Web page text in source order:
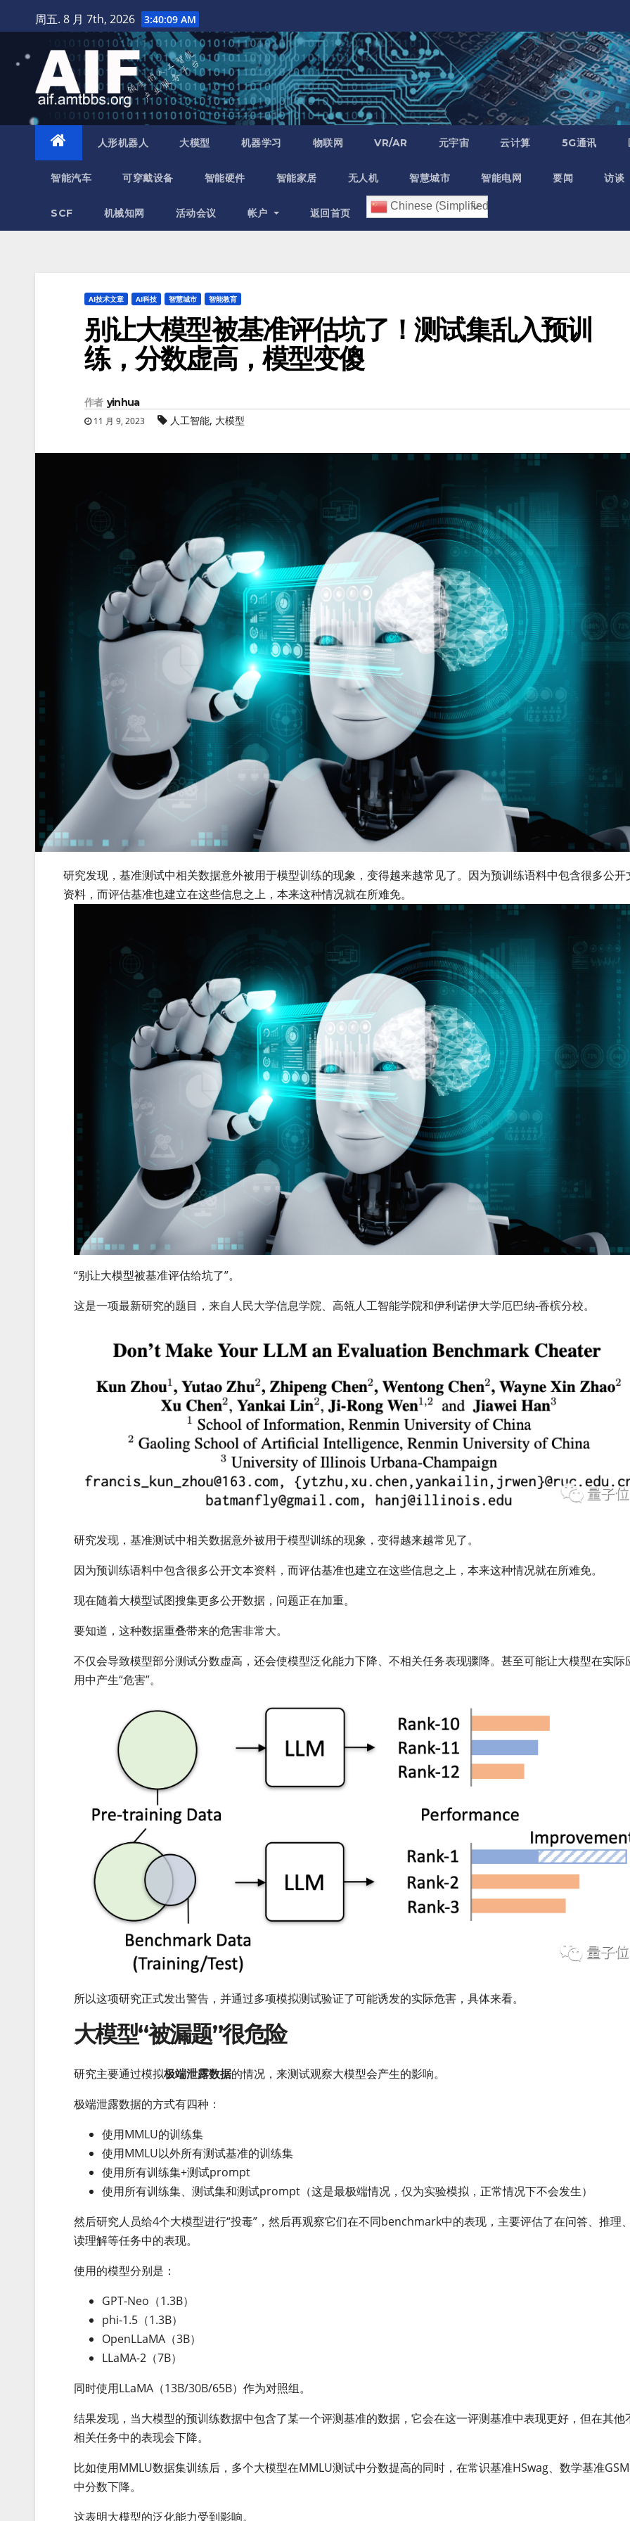
至
周五. 8 月 7th, 2026 3:40:10 AM
人形机器人 大模型 机器学习 物联网 VR/AR 元宇宙 云计算 5G通讯
智能汽车 可穿戴设备 智能硬件 智能家居 无人机 智慧城市 智能电网 要闻 访谈
SCF 机械知网 活动会议 帐户 返回首页
Chinese (Simplified)
AI技术文章 AI科技 智慧城市 智能教育
别让大模型被基准评估坑了！测试集乱入预训
练，分数虚高，模型变傻
作者 yinhua
11 月 9, 2023 人工智能, 大模型
研究发现，基准测试中相关数据意外被用于模型训练的现象，变得越来越常见了。因为预训练语料中包含很多公开
资料，而评估基准也建立在这些信息之上，本来这种情况就在所难免。
“别让大模型被基准评估给坑了”。
这是一项最新研究的题目，来自人民大学信息学院、高瓴人工智能学院和伊利诺伊大学厄巴纳-香槟分校。
研究发现，基准测试中相关数据意外被用于模型训练的现象，变得越来越常见了。
因为预训练语料中包含很多公开文本资料，而评估基准也建立在这些信息之上，本来这种情况就在所难免。
现在随着大模型试图搜集更多公开数据，问题正在加重。
要知道，这种数据重叠带来的危害非常大。
不仅会导致模型部分测试分数虚高，还会使模型泛化能力下降、不相关任务表现骤降。甚至可能让大模型在实际
用中产生“危害”。
所以这项研究正式发出警告，并通过多项模拟测试验证了可能诱发的实际危害，具体来看。
大模型“被漏题”很危险
研究主要通过模拟极端泄露数据的情况，来测试观察大模型会产生的影响。
极端泄露数据的方式有四种：
使用MMLU的训练集
使用MMLU以外所有测试基准的训练集
使用所有训练集+测试prompt
使用所有训练集、测试集和测试prompt（这是最极端情况，仅为实验模拟，正常情况下不会发生）
然后研究人员给4个大模型进行“投毒”，然后再观察它们在不同benchmark中的表现，主要评估了在问答、推理
读理解等任务中的表现。
使用的模型分别是：
GPT-Neo（1.3B）
phi-1.5（1.3B）
OpenLLaMA（3B）
LLaMA-2（7B）
同时使用LLaMA（13B/30B/65B）作为对照组。
结果发现，当大模型的预训练数据中包含了某一个评测基准的数据，它会在这一评测基准中表现更好，但在其他
相关任务中的表现会下降。
比如使用MMLU数据集训练后，多个大模型在MMLU测试中分数提高的同时，在常识基准HSwag、数学基准
中分数下降。
这表明大模型的泛化能力受到影响。